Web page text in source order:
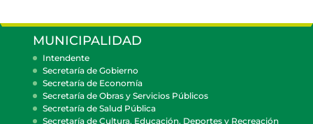
MUNICIPALIDAD
Intendente
Secretaría de Gobierno
Secretaría de Economía
Secretaría de Obras y Servicios Públicos
Secretaría de Salud Pública
Secretaría de Cultura, Educación, Deportes y Recreación